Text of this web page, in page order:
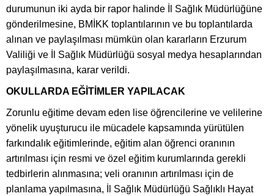
durumunun iki ayda bir rapor halinde İl Sağlık Müdürlüğüne
gönderilmesine, BMİKK toplantılarının ve bu toplantılarda
alınan ve paylaşılması mümkün olan kararların Erzurum
Valiliği ve İl Sağlık Müdürlüğü sosyal medya hesaplarından
paylaşılmasına, karar verildi.
OKULLARDA EĞİTİMLER YAPILACAK
Zorunlu eğitime devam eden lise öğrencilerine ve velilerine
yönelik uyuşturucu ile mücadele kapsamında yürütülen
farkındalık eğitimlerinde, eğitim alan öğrenci oranının
artırılması için resmi ve özel eğitim kurumlarında gerekli
tedbirlerin alınmasına; veli oranının artırılması için de
planlama yapılmasına, İl Sağlık Müdürlüğü Sağlıklı Hayat